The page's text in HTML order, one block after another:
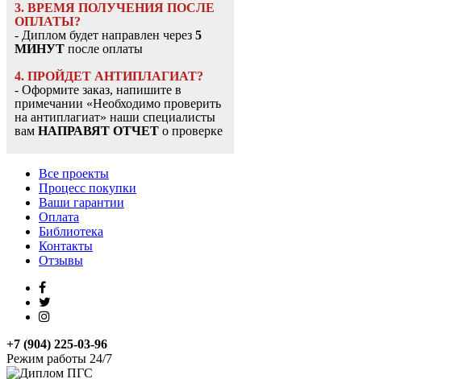
3. ВРЕМЯ ПОЛУЧЕНИЯ ПОСЛЕ
ОПЛАТЫ?
- Диплом будет направлен через 5
МИНУТ после оплаты
4. ПРОЙДЕТ АНТИПЛАГИАТ?
- Оформите заказ, напишите в
примечании «Необходимо проверить
на антиплагиат» наши специалисты
вам НАПРАВЯТ ОТЧЕТ о проверке
Все проекты
Процесс покупки
Ваши гарантии
Оплата
Библиотека
Контакты
Отзывы
+7 (904) 225-03-96
Режим работы 24/7